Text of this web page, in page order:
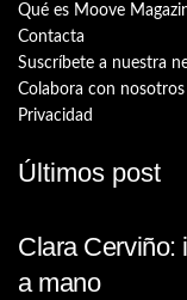
Qué es Moove
Contacta
Suscríbete a nuestra
Colabora con nosotros
Privacidad
Últimos post
Clara Cerviño:
a mano